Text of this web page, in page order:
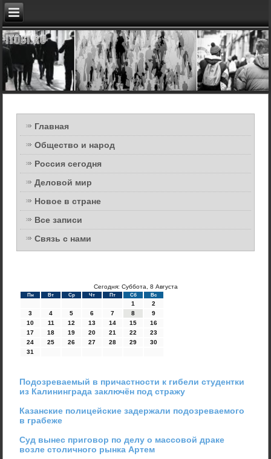
Главная
Общество и народ
Россия сегодня
Деловой мир
Новое в стране
Все записи
Связь с нами
Сегодня: Суббота, 8 Августа
Пн Вт Ср Чт Пт Сб Вс
1
2
3
4 5 6 7 8
9
10
11 12 13 14 15
16
17
18 19 20 21 22
23
24
25 26 27 28 29
30
31
Подозреваемый в причастности к гибели студентки
из Калининграда заключён под стражу
Казанские полицейские задержали подозреваемого
в грабеже
Суд вынес приговор по делу о массовой драке
возле столичного рынка Артем